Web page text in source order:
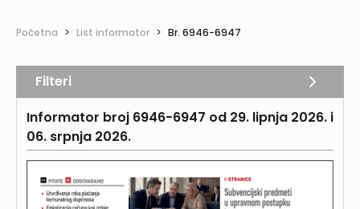
Početna > List informator > Br. 6946-6947
Informator broj 6946-6947 od 29. lipnja 2026. i
06. srpnja 2026.
Filteri